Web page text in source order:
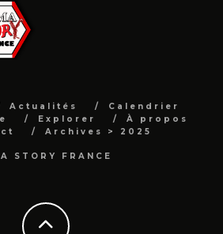
Actualités
Calendrier
Explorer
À propos
Archives > 2025
STORY FRANCE